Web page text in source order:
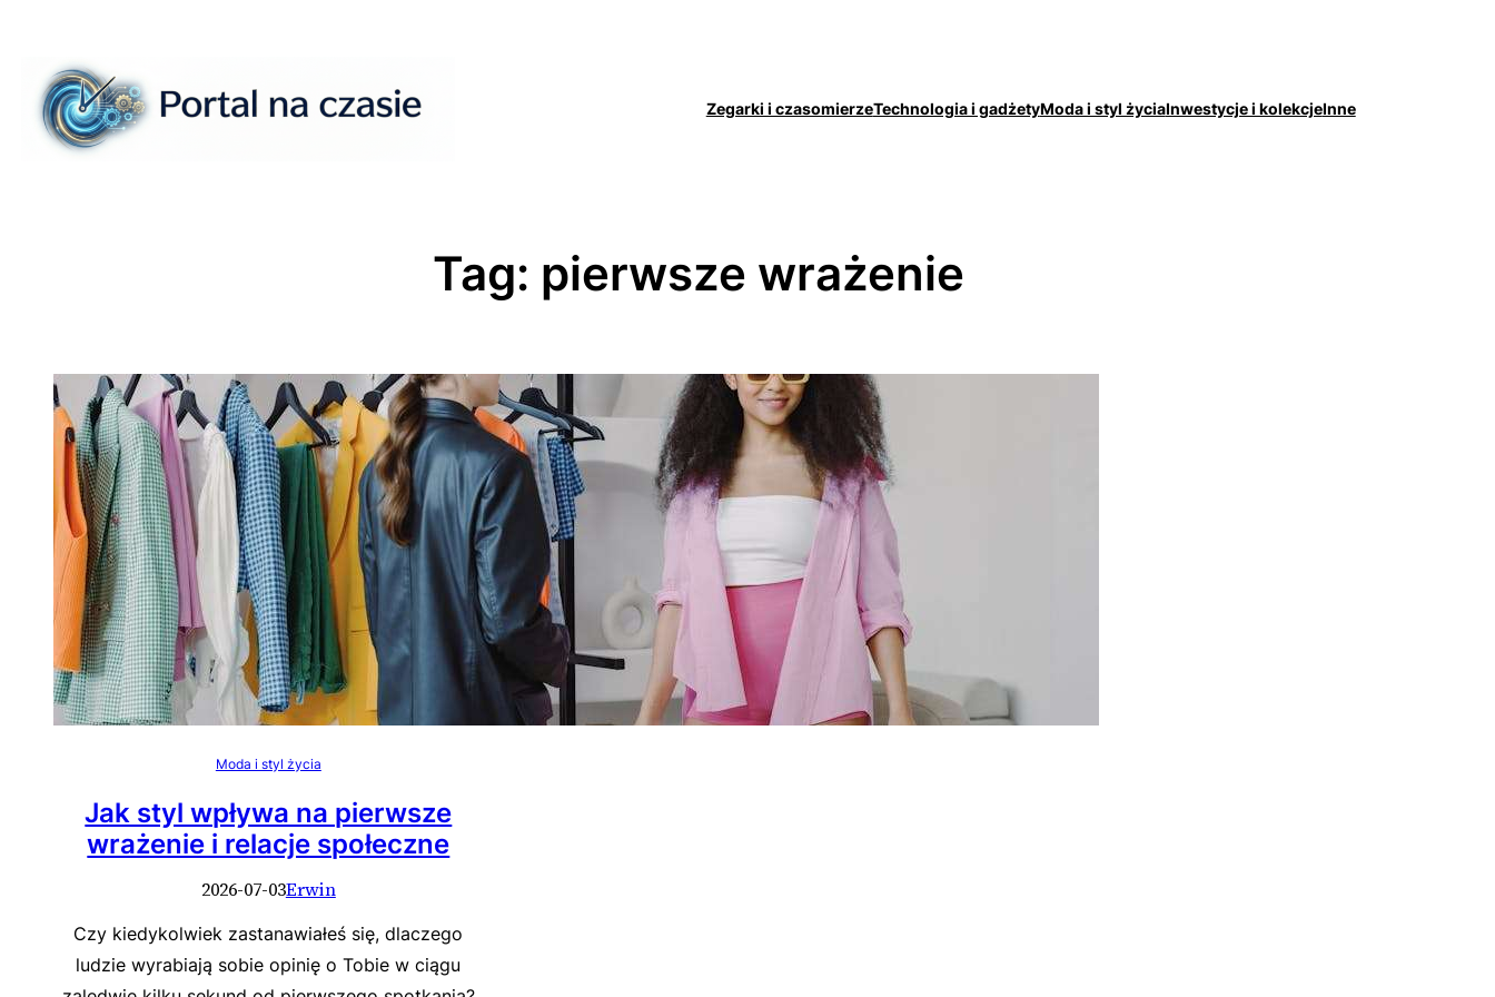
treści
Zegarki i czasomierzeTechnologia i gadżetyModa i styl życiaInwestycje i kolekcjeInne
Tag: pierwsze wrażenie
Moda i styl życia
Jak styl wpływa na pierwsze
wrażenie i relacje społeczne
2026-07-03Erwin
Czy kiedykolwiek zastanawiałeś się, dlaczego
ludzie wyrabiają sobie opinię o Tobie w ciągu